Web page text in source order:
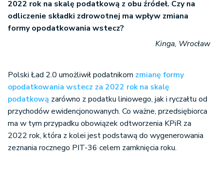
2022 rok na skalę podatkową z obu źródeł. Czy na
odliczenie składki zdrowotnej ma wpływ zmiana
formy opodatkowania wstecz?
Kinga, Wrocław
Polski Ład 2.0 umożliwił podatnikom zmianę formy
opodatkowania wstecz za 2022 rok na skalę
podatkową zarówno z podatku liniowego, jak i ryczałtu od
przychodów ewidencjonowanych. Co ważne, przedsiębiorca
ma w tym przypadku obowiązek odtworzenia KPiR za
2022 rok, która z kolei jest podstawą do wygenerowania
zeznania rocznego PIT-36 celem zamknięcia roku.